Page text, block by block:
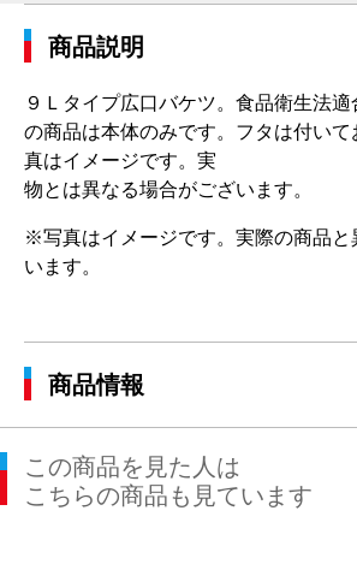
商品説明
９Ｌタイプ広口バケツ。食品衛生法適
の商品は本体のみです。フタは付い
真はイメージです。実
物とは異なる場合がございます。
※写真はイメージです。実際の商品と
います。
商品情報
この商品を見た人は
こちらの商品も見ています